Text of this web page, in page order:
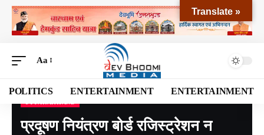
Aa
POLITICS ENTERTAINMENT ENTERTAINMENT
Devbhoomi Media>Blog>NATIONAL>UTTARAKHAND>प्रदूषण नियंत्रण बोर्ड रजिस्ट्रेशन न कराने वाली फैक्टरियों पर आज होगी सुनवाई
प्रदूषण नियंत्रण बोर्ड रजिस्ट्रेशन न
Translate »